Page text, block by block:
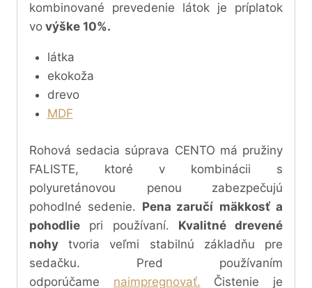
kombinované prevedenie látok je príplatok
vo výške 10%.
látka
ekokoža
drevo
MDF
Rohová sedacia súprava CENTO má pružiny
FALISTE, ktoré v kombinácii s
polyuretánovou penou
zabezpečujú
pohodlné sedenie. Pena zaručí mäkkosť a
pohodlie
pri používaní.
Kvalitné drevené
nohy
tvoria veľmi stabilnú základňu pre
sedačku. Pred používaním
odporúčame naimpregnovať. Čistenie je